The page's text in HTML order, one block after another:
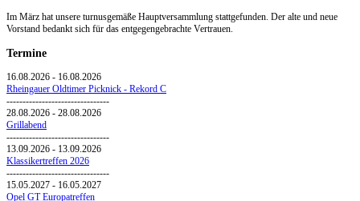
Im März hat unsere turnusgemäße Hauptversammlung stattgefunden. Der alte und neue
Vorstand bedankt sich für das entgegengebrachte Vertrauen.
Termine
16.08.2026 - 16.08.2026
Rheingauer Oldtimer Picknick - Rekord C
--------------------------------
28.08.2026 - 28.08.2026
Grillabend
--------------------------------
13.09.2026 - 13.09.2026
Klassikertreffen 2026
--------------------------------
15.05.2027 - 16.05.2027
Opel GT Europatreffen